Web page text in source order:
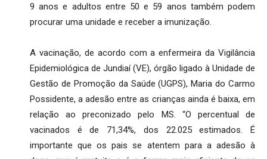
9 anos e adultos entre 50 e 59 anos também podem
procurar uma unidade e receber a imunização.
A vacinação, de acordo com a enfermeira da Vigilância
Epidemiológica de Jundiaí (VE), órgão ligado à Unidade de
Gestão de Promoção da Saúde (UGPS), Maria do Carmo
Possidente, a adesão entre as crianças ainda é baixa, em
relação ao preconizado pelo MS. “O percentual de
vacinados é de 71,34%, dos 22.025 estimados. É
importante que os pais se atentem para a adesão à